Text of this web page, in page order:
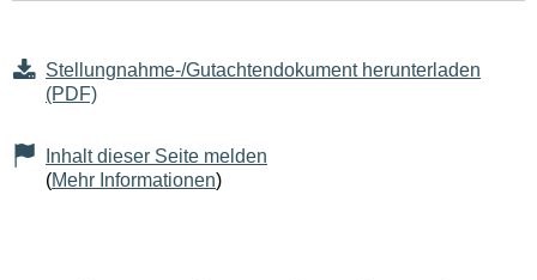
Stellungnahme-/Gutachtendokument herunterladen
(PDF)
Inhalt dieser Seite melden
(Mehr Informationen)